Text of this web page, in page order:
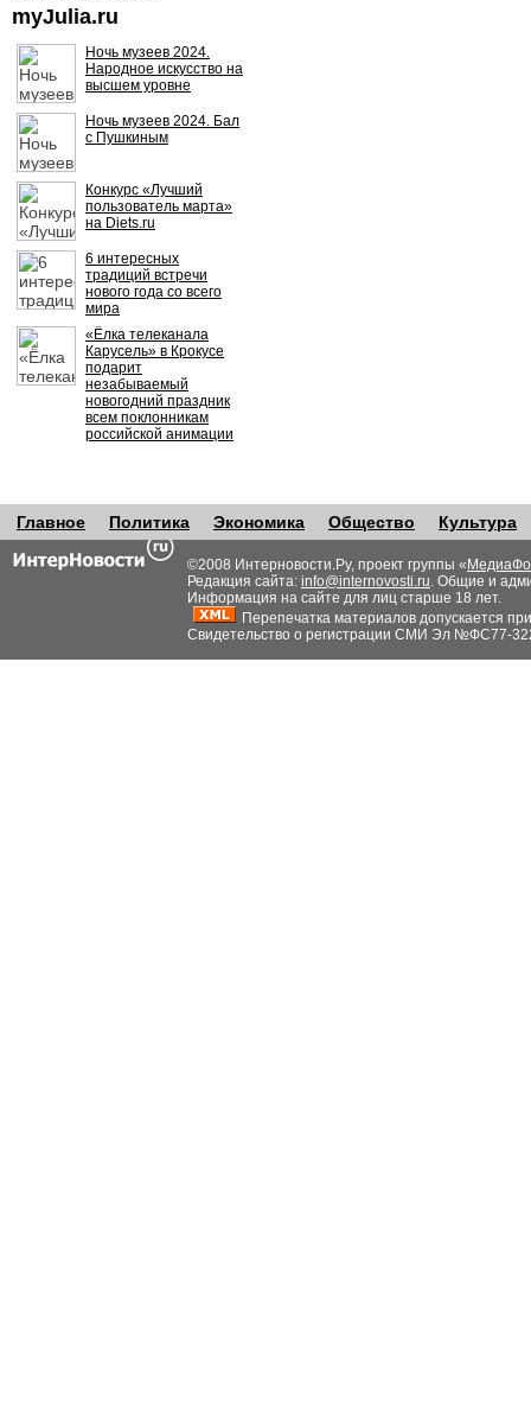
myJulia.ru
Ночь музеев 2024.
Народное искусство на
высшем уровне
Ночь музеев 2024. Бал
с Пушкиным
Конкурс «Лучший
пользователь марта»
на Diets.ru
6 интересных
традиций встречи
нового года со всего
мира
«Ёлка телеканала
Карусель» в Крокусе
подарит
незабываемый
новогодний праздник
всем поклонникам
российской анимации
Главное Политика Экономика Общество Культура
©2008 Интерновости.Ру, проект группы «
Редакция сайта: info@internovosti.ru. Общие и
Информация на сайте для лиц старше 18 лет.
Перепечатка материалов допускается
Свидетельство о регистрации СМИ Эл №ФС77-